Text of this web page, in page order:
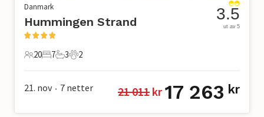
Danmark
Hummingen Strand
20 Gjester
20
7 Soverom
7
3 Bad
3
2 Kjæledyr
2
3.5
ut av 5
21. nov • 7 netter 21 011 kr 17 263 kr